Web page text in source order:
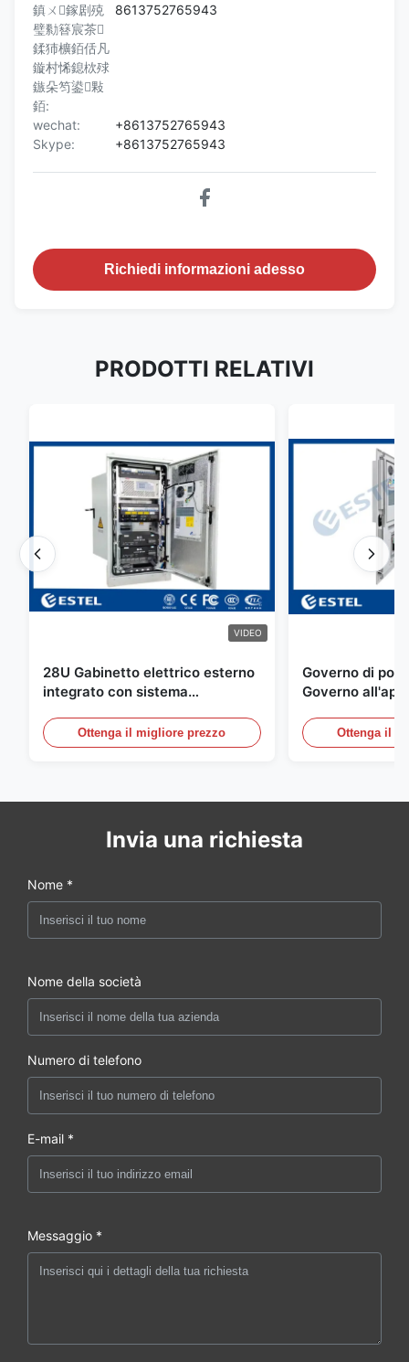
鎮ㄨ鎵剧殑
璧勬簮宸茶
鍒犻櫎銆佸凡
鏇村悕鎴栨殏
鏃朵笉鍙敤
銆:
8613752765943
wechat:
+8613752765943
Skype:
+8613752765943
Richiedi informazioni adesso
PRODOTTI RELATIVI
VIDEO
28U Gabinetto elettrico esterno
integrato con sistema
Ottenga il migliore prezzo
Governo di
Governo
sensore
della porta
Ottenga il
Invia una richiesta
Nome *
Nome della società
Numero di telefono
E-mail *
Messaggio *